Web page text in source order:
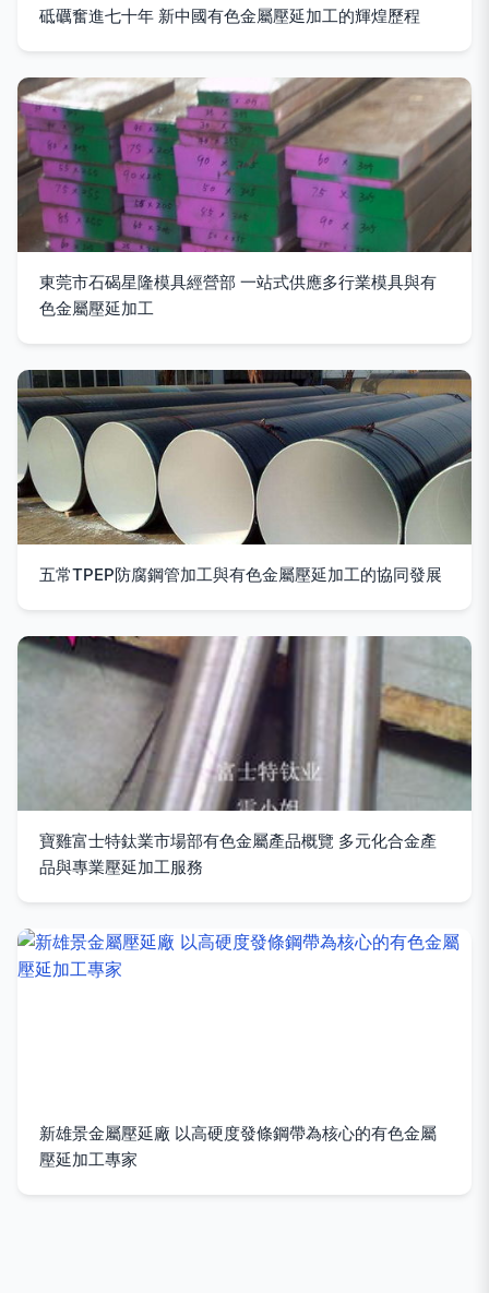
砥礪奮進七十年 新中國有色金屬壓延加工的輝煌歷程
東莞市石碣星隆模具經營部 一站式供應多行業模具與有
色金屬壓延加工
五常TPEP防腐鋼管加工與有色金屬壓延加工的協同發展
寶雞富士特鈦業市場部有色金屬產品概覽 多元化合金產
品與專業壓延加工服務
新雄景金屬壓延廠 以高硬度發條鋼帶為核心的有色金屬
壓延加工專家